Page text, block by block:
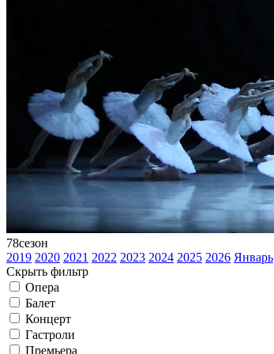
78сезон
2019 2020 2021 2022 2023 2024 2025 2026 Январь
Скрыть фильтр
Опера
Балет
Концерт
Гастроли
Премьера